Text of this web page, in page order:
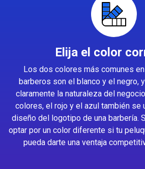
Elija el color
Los dos colores más comunes
barberos son el blanco y el negro,
claramente la naturaleza del
colores, el rojo y el azul también se
diseño del logotipo de una barbería.
optar por un color diferente si tu
pueda darte una ventaja